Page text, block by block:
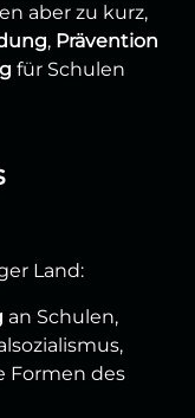
aber zu kurz,
, Prävention
für Schulen
Land:
an Schulen,
Formen des